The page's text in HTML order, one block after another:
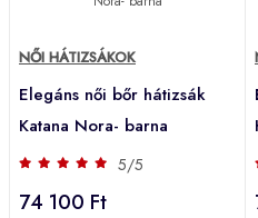
NŐI HÁTIZSÁKOK
Elegáns női bőr hátizsák
Katana Nora- barna
5/5
74 100 Ft